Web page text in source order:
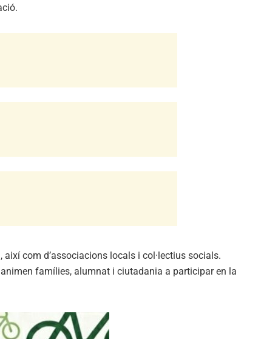
com d’associacions locals i col·lectius socials.
famílies, alumnat i ciutadania a participar en la